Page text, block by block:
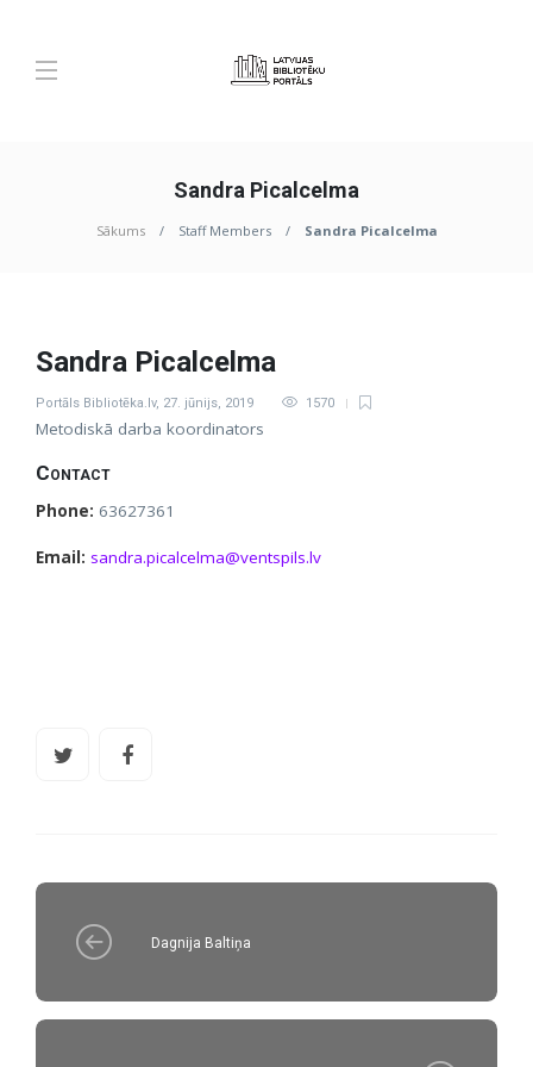
Sandra Picalcelma
Sākums Staff Members Sandra Picalcelma
Sandra Picalcelma
Portāls Bibliotēka.lv, 27. jūnijs, 2019 1570
Metodiskā darba koordinators
Contact
Phone: 63627361
Email: sandra.picalcelma@ventspils.lv
Dagnija Baltiņa